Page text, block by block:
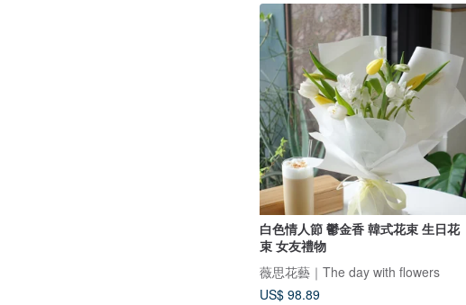
白色情人節 鬱金香 韓式花束 生日花
束 女友禮物
薇思花藝｜The day with flowers
US$ 98.89